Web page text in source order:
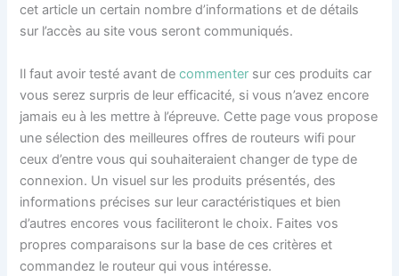
cet article un certain nombre d’informations et de détails
sur l’accès au site vous seront communiqués.
Il faut avoir testé avant de commenter sur ces produits car
vous serez surpris de leur efficacité, si vous n’avez encore
jamais eu à les mettre à l’épreuve. Cette page vous propose
une sélection des meilleures offres de routeurs wifi pour
ceux d’entre vous qui souhaiteraient changer de type de
connexion. Un visuel sur les produits présentés, des
informations précises sur leur caractéristiques et bien
d’autres encores vous faciliteront le choix. Faites vos
propres comparaisons sur la base de ces critères et
commandez le routeur qui vous intéresse.